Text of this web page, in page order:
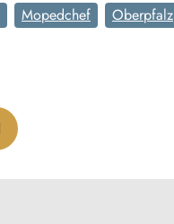
Mopedchef Oberpfalz